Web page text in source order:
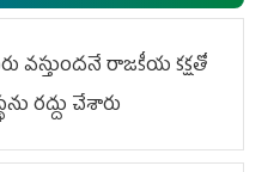
వస్తుందనే రాజకీయ కక్షతో
రద్దు చేశారు